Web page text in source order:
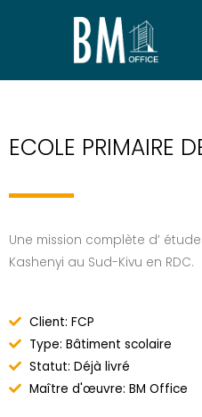
ECOLE PRIMAIRE
Une mission complète d’
Kashenyi au Sud-Kivu en RDC.
Client: FCP
Type: Bâtiment scolaire
Statut: Déjà livré
Maître d'œuvre: BM Office